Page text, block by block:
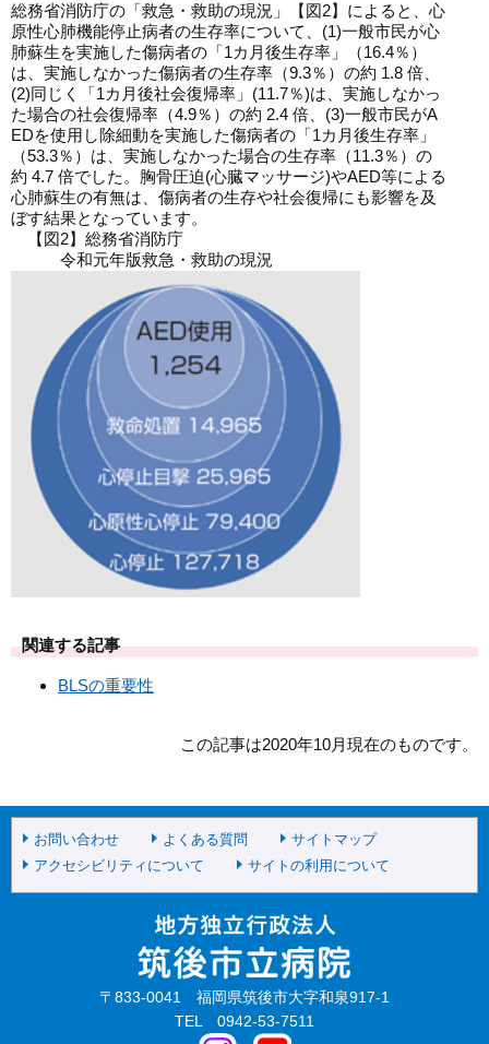
総務省消防庁の「救急・救助の現況」【図2】によると、心
原性心肺機能停止病者の生存率について、(1)一般市民が心
肺蘇生を実施した傷病者の「1カ月後生存率」（16.4％）
は、実施しなかった傷病者の生存率（9.3％）の約 1.8 倍、
(2)同じく「1カ月後社会復帰率」(11.7％)は、実施しなかっ
た場合の社会復帰率（4.9％）の約 2.4 倍、(3)一般市民がA
EDを使用し除細動を実施した傷病者の「1カ月後生存率」
（53.3％）は、実施しなかった場合の生存率（11.3％）の
約 4.7 倍でした。胸骨圧迫(心臓マッサージ)やAED等による
心肺蘇生の有無は、傷病者の生存や社会復帰にも影響を及
ぼす結果となっています。
【図2】総務省消防庁
令和元年版救急・救助の現況
関連する記事
BLSの重要性
この記事は2020年10月現在のものです。
お問い合わせ よくある質問
サイトマップ
アクセシビリティについて
サイトの利用について
〒833-0041 福岡県筑後市大字和泉917-1
TEL 0942-53-7511